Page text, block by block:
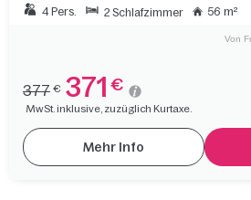
4 Pers. 2 Schlafzimmer 56 m²
Von
377 € 371 €
MwSt. inklusive, zuzüglich Kurtaxe.
Mehr Info